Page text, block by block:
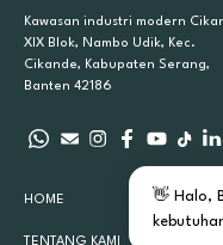
Kawasan industri modern
XIX Blok, Nambo Udik, Kec.
Cikande, Kabupaten Serang,
Banten 42186
HOME
TENTANG KAMI
👋 Halo,